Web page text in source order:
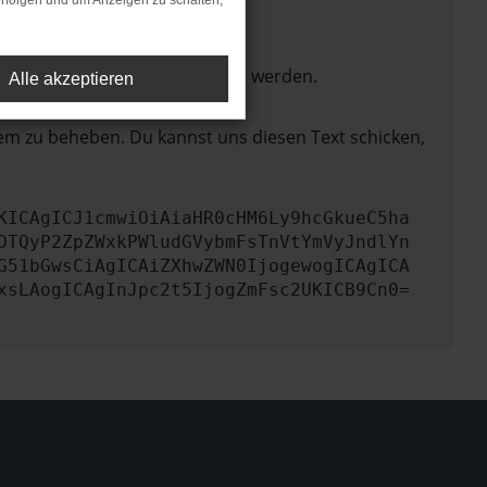
nicht mehr unterstützt werden.
zu beheben. Du kannst uns diesen Text schicken,
Alle akzeptieren